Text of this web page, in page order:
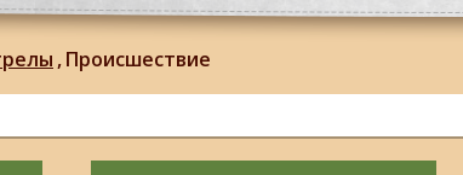
,Происшествие